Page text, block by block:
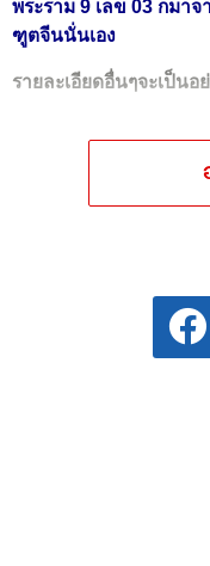
พระราม 9 เลข 03 ก็มา
ฑูตจีนนั่นเอง
รายละเอียดอื่นๆจะเป็น